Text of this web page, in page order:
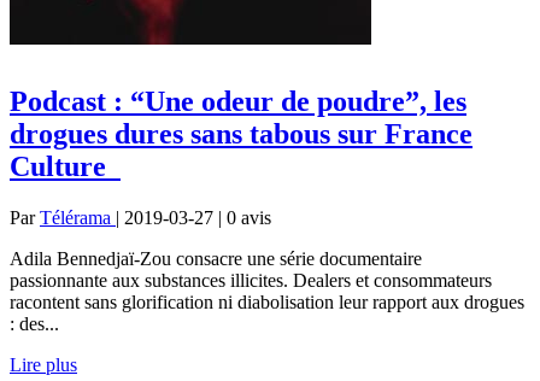
Podcast : “Une odeur de poudre”, les
drogues dures sans tabous sur France
Culture
ParTélérama | 2019-03-27 | 0 avis
Adila Bennedjaï-Zou consacre une série documentaire
passionnante aux substances illicites. Dealers et consommateurs
racontent sans glorification ni diabolisation leur rapport aux drogues
: des...
Lire plus